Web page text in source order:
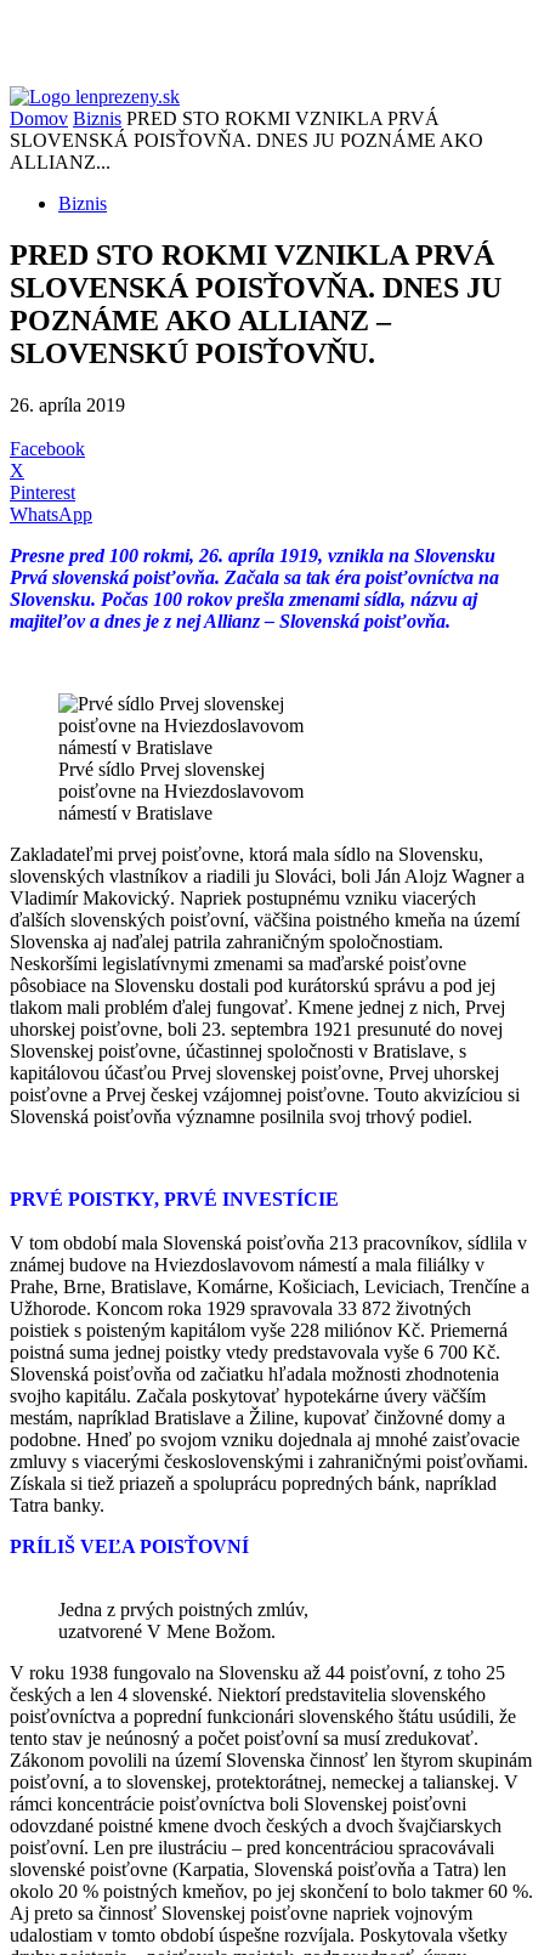
Domov Biznis PRED STO ROKMI VZNIKLA PRVÁ
SLOVENSKÁ POISŤOVŇA. DNES JU POZNÁME AKO
ALLIANZ...
Biznis
PRED STO ROKMI VZNIKLA PRVÁ
SLOVENSKÁ POISŤOVŇA. DNES JU
POZNÁME AKO ALLIANZ –
SLOVENSKÚ POISŤOVŇU.
26. apríla 2019
Facebook
X
Pinterest
WhatsApp
Presne pred 100 rokmi, 26. apríla 1919, vznikla na Slovensku
Prvá slovenská poisťovňa. Začala sa tak éra poisťovníctva na
Slovensku. Počas 100 rokov prešla zmenami sídla, názvu aj
majiteľov a dnes je z nej Allianz – Slovenská poisťovňa.
Prvé sídlo Prvej slovenskej
poisťovne na Hviezdoslavovom
námestí v Bratislave
Zakladateľmi prvej poisťovne, ktorá mala sídlo na Slovensku,
slovenských vlastníkov a riadili ju Slováci, boli Ján Alojz Wagner a
Vladimír Makovický. Napriek postupnému vzniku viacerých
ďalších slovenských poisťovní, väčšina poistného kmeňa na území
Slovenska aj naďalej patrila zahraničným spoločnostiam.
Neskoršími legislatívnymi zmenami sa maďarské poisťovne
pôsobiace na Slovensku dostali pod kurátorskú správu a pod jej
tlakom mali problém ďalej fungovať. Kmene jednej z nich, Prvej
uhorskej poisťovne, boli 23. septembra 1921 presunuté do novej
Slovenskej poisťovne, účastinnej spoločnosti v Bratislave, s
kapitálovou účasťou Prvej slovenskej poisťovne, Prvej uhorskej
poisťovne a Prvej českej vzájomnej poisťovne. Touto akvizíciou si
Slovenská poisťovňa významne posilnila svoj trhový podiel.
PRVÉ POISTKY, PRVÉ INVESTÍCIE
V tom období mala Slovenská poisťovňa 213 pracovníkov, sídlila v
známej budove na Hviezdoslavovom námestí a mala filiálky v
Prahe, Brne, Bratislave, Komárne, Košiciach, Leviciach, Trenčíne a
Užhorode. Koncom roka 1929 spravovala 33 872 životných
poistiek s poisteným kapitálom vyše 228 miliónov Kč. Priemerná
poistná suma jednej poistky vtedy predstavovala vyše 6 700 Kč.
Slovenská poisťovňa od začiatku hľadala možnosti zhodnotenia
svojho kapitálu. Začala poskytovať hypotekárne úvery väčším
mestám, napríklad Bratislave a Žiline, kupovať činžovné domy a
podobne. Hneď po svojom vzniku dojednala aj mnohé zaisťovacie
zmluvy s viacerými československými i zahraničnými poisťovňami.
Získala si tiež priazeň a spoluprácu popredných bánk, napríklad
Tatra banky.
PRÍLIŠ VEĽA POISŤOVNÍ
Jedna z prvých poistných zmlúv,
uzatvorené V Mene Božom.
V roku 1938 fungovalo na Slovensku až 44 poisťovní, z toho 25
českých a len 4 slovenské. Niektorí predstavitelia slovenského
poisťovníctva a poprední funkcionári slovenského štátu usúdili, že
tento stav je neúnosný a počet poisťovní sa musí zredukovať.
Zákonom povolili na území Slovenska činnosť len štyrom skupinám
poisťovní, a to slovenskej, protektorátnej, nemeckej a talianskej. V
rámci koncentrácie poisťovníctva boli Slovenskej poisťovni
odovzdané poistné kmene dvoch českých a dvoch švajčiarskych
poisťovní. Len pre ilustráciu – pred koncentráciou spracovávali
slovenské poisťovne (Karpatia, Slovenská poisťovňa a Tatra) len
okolo 20 % poistných kmeňov, po jej skončení to bolo takmer 60 %.
Aj preto sa činnosť Slovenskej poisťovne napriek vojnovým
udalostiam v tomto období úspešne rozvíjala. Poskytovala všetky